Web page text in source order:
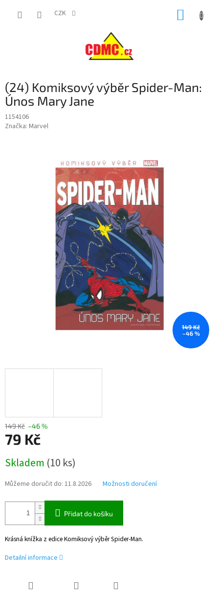
CZK
(24) Komiksový výběr Spider-Man:
Únos Mary Jane
1154106
Značka: Marvel
149 Kč
–46 %
149 Kč –46 %
79 Kč
cena:
Skladem (10 ks)
Můžeme doručit do: 11.8.2026 Možnosti doručení
Přidat do košíku
Krásná knížka z edice Komiksový výběr Spider-Man.
Detailní informace